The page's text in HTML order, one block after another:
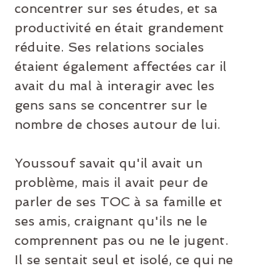
concentrer sur ses études, et sa
productivité en était grandement
réduite. Ses relations sociales
étaient également affectées car il
avait du mal à interagir avec les
gens sans se concentrer sur le
nombre de choses autour de lui.
Youssouf savait qu'il avait un
problème, mais il avait peur de
parler de ses TOC à sa famille et
ses amis, craignant qu'ils ne le
comprennent pas ou ne le jugent.
Il se sentait seul et isolé, ce qui ne